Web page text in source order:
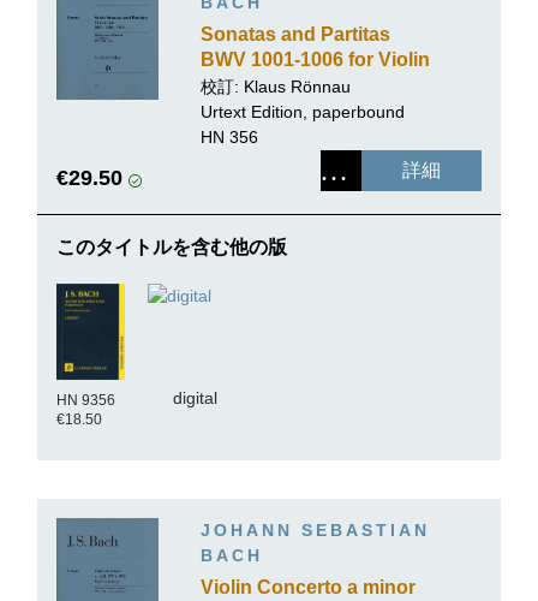
Sonatas and Partitas
BWV 1001-1006 for Violin
solo
校訂: Klaus Rönnau
Urtext Edition, paperbound
HN 356
€29.50 詳細
このタイトルを含む他の版
HN 9356
€18.50
digital
JOHANN SEBASTIAN
BACH
Violin Concerto a minor